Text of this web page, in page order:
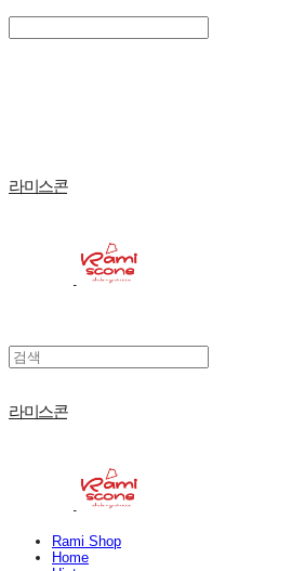
라미스콘
라미스콘
Rami Shop
Home